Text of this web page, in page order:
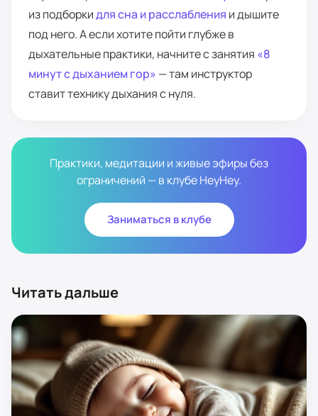
из подборкидля сна и расслабления и дышите
под него. А если хотите пойти глубже в
дыхательные практики, начните с занятия «8
минут с дыханием гор» — там инструктор
ставит технику дыхания с нуля.
Практики, медитации и живые эфиры без
ограничений — в клубе HeyHey.
Заниматься в клубе
Читать дальше